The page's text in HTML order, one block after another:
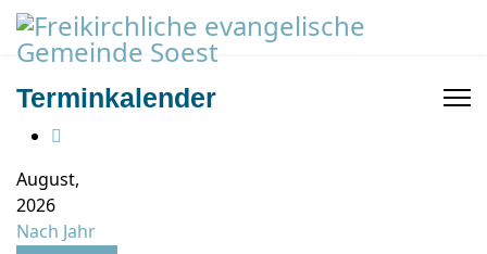
Terminkalender
August,
2026
Nach Jahr